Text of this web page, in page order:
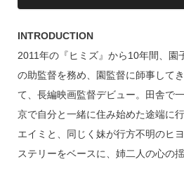
INTRODUCTION
2011年の『ヒミズ』から10年間、園
の助監督を務め、園監督に師事して
て、長編映画監督デビュー。田舎で
京で自分と一緒に住み始めた途端に
エイミと、同じく妹が行方不明のヒ
ステリーをベースに、姉二人の心の